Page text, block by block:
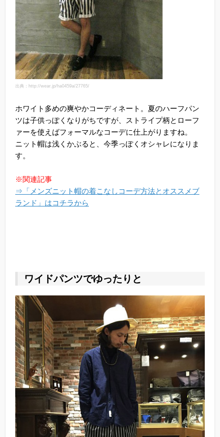
出典：http://wear.jp/ha0459a/27765/
ホワイト多めの爽やかコーディネート。夏のハーフパン
ツは子供っぽくなりがちですが、ストライプ柄とローフ
ァーを使えばフォーマルなコーデに仕上がりますね。
ニット帽は浅くかぶると、今季っぽくオシャレになりま
す。
※関連記事
⇒「メンズニット帽の着こなしコーデ方法とオススメブ
ランド」はコチラから
ワイドパンツでゆったりと